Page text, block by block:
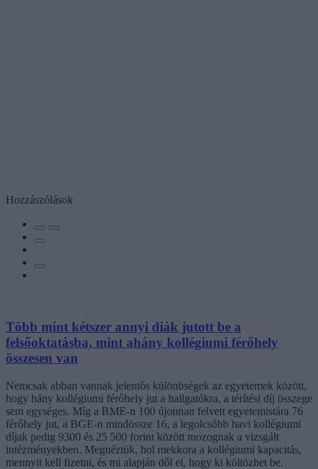
Hozzászólások
Több mint kétszer annyi diák jutott be a
felsőoktatásba, mint ahány kollégiumi férőhely
összesen van
Nemcsak abban vannak jelentős különbségek az egyetemek között,
hogy hány kollégiumi férőhely jut a hallgatókra, a térítési díj összege
sem egységes. Míg a BME-n 100 újonnan felvett egyetemistára 76
férőhely jut, a BGE-n mindössze 16, a legolcsóbb havi kollégiumi
díjak pedig 9300 és 25 500 forint között mozognak a vizsgált
intézményekben. Megnéztük, hol mekkora a kollégiumi kapacitás,
mennyit kell fizetni, és mi alapján dől el, hogy ki költözhet be.